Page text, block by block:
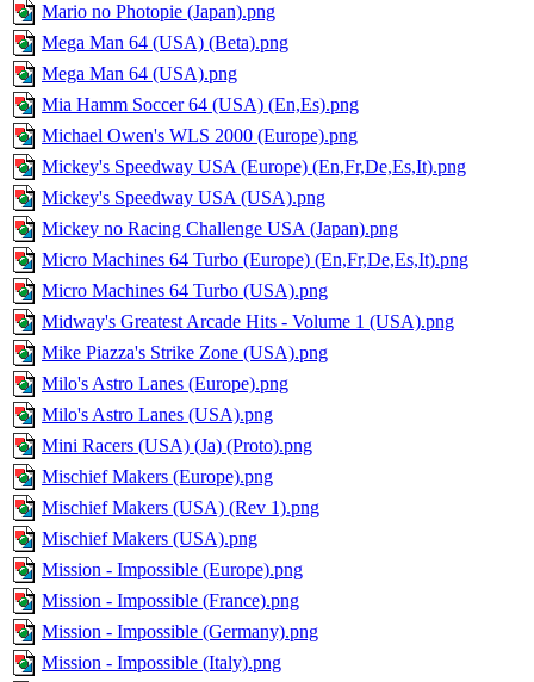
Mario no Photopie (Japan).png
Mega Man 64 (USA) (Beta).png
Mega Man 64 (USA).png
Mia Hamm Soccer 64 (USA) (En,Es).png
Michael Owen's WLS 2000 (Europe).png
Mickey's Speedway USA (Europe) (En,Fr,De,Es,It).png
Mickey's Speedway USA (USA).png
Mickey no Racing Challenge USA (Japan).png
Micro Machines 64 Turbo (Europe) (En,Fr,De,Es,It).png
Micro Machines 64 Turbo (USA).png
Midway's Greatest Arcade Hits - Volume 1 (USA).png
Mike Piazza's Strike Zone (USA).png
Milo's Astro Lanes (Europe).png
Milo's Astro Lanes (USA).png
Mini Racers (USA) (Ja) (Proto).png
Mischief Makers (Europe).png
Mischief Makers (USA) (Rev 1).png
Mischief Makers (USA).png
Mission - Impossible (Europe).png
Mission - Impossible (France).png
Mission - Impossible (Germany).png
Mission - Impossible (Italy).png